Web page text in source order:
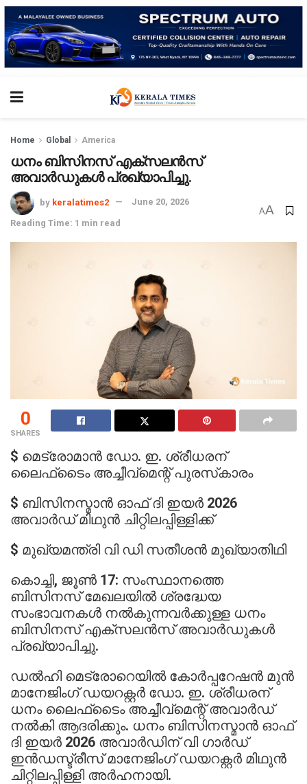
Home Global America
ധനം ബിസിനസ് എക്‌സലന്‍സ്
അവാര്‍ഡുകള്‍ പ്രഖ്യാപിച്ചു.
by keralatimes2 June 20, 2026
Reading Time: 1 min read
AA
0
SHARES
$ മെട്രോമാന്‍ ഡോ. ഇ. ശ്രീധരന്
ലൈഫ്‌ടൈം അച്ചീവ്‌മെന്റ് പുരസ്‌കാരം
$ ബിസിനസ്മാന്‍ ഓഫ് ദി ഇയര്‍ 2026
അവാര്‍ഡ് മിഥുന്‍ ചിറ്റിലപ്പിള്ളിക്ക്
$ മുഖ്യമന്ത്രി വി ഡി സതീശന്‍ മുഖ്യാതിഥി
കൊച്ചി, ജൂണ്‍ 17: സംസ്ഥാനത്തെ
ബിസിനസ് മേഖലയില്‍ ശ്രദ്ധേയ
സംഭാവനകള്‍ നല്‍കുന്നവര്‍ക്കുള്ള ധനം
ബിസിനസ് എക്‌സലന്‍സ് അവാര്‍ഡുകള്‍
പ്രഖ്യാപിച്ചു.
ഡല്‍ഹി മെട്രോറെയില്‍ കോര്‍പ്പറേഷന്‍ മുന്‍
മാനേജിംഗ് ഡയറക്റ്റര്‍ ഡോ. ഇ. ശ്രീധരന്
ധനം ലൈഫ്‌ടൈം അച്ചീവ്‌മെന്റ് അവാര്‍ഡ്
നല്‍കി ആദരിക്കും. ധനം ബിസിനസ്മാന്‍ ഓഫ്
ദി ഇയര്‍ 2026 അവാര്‍ഡിന് വി ഗാര്‍ഡ്
ഇന്‍ഡസ്ട്രീസ് മാനേജിംഗ് ഡയറക്റ്റര്‍ മിഥുന്‍
ചിറ്റിലപ്പിള്ളി അര്‍ഹനായി.